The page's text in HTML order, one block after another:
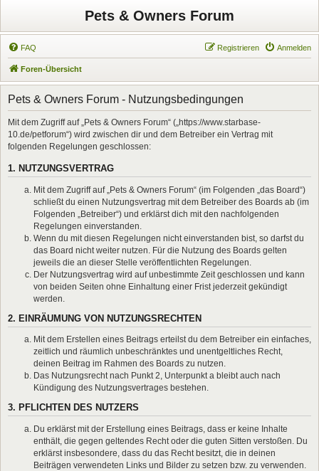
Pets & Owners Forum
FAQ Anmelden
Registrieren
Foren-Übersicht
Pets & Owners Forum - Nutzungsbedingungen
Mit dem Zugriff auf „Pets & Owners Forum“ („https://www.starbase-
10.de/petforum“) wird zwischen dir und dem Betreiber ein Vertrag mit
folgenden Regelungen geschlossen:
1. NUTZUNGSVERTRAG
Mit dem Zugriff auf „Pets & Owners Forum“ (im Folgenden „das Board“)
schließt du einen Nutzungsvertrag mit dem Betreiber des Boards ab (im
Folgenden „Betreiber“) und erklärst dich mit den nachfolgenden
Regelungen einverstanden.
Wenn du mit diesen Regelungen nicht einverstanden bist, so darfst du
das Board nicht weiter nutzen. Für die Nutzung des Boards gelten
jeweils die an dieser Stelle veröffentlichten Regelungen.
Der Nutzungsvertrag wird auf unbestimmte Zeit geschlossen und kann
von beiden Seiten ohne Einhaltung einer Frist jederzeit gekündigt
werden.
2. EINRÄUMUNG VON NUTZUNGSRECHTEN
Mit dem Erstellen eines Beitrags erteilst du dem Betreiber ein einfaches,
zeitlich und räumlich unbeschränktes und unentgeltliches Recht,
deinen Beitrag im Rahmen des Boards zu nutzen.
Das Nutzungsrecht nach Punkt 2, Unterpunkt a bleibt auch nach
Kündigung des Nutzungsvertrages bestehen.
3. PFLICHTEN DES NUTZERS
Du erklärst mit der Erstellung eines Beitrags, dass er keine Inhalte
enthält, die gegen geltendes Recht oder die guten Sitten verstoßen. Du
erklärst insbesondere, dass du das Recht besitzt, die in deinen
Beiträgen verwendeten Links und Bilder zu setzen bzw. zu verwenden.